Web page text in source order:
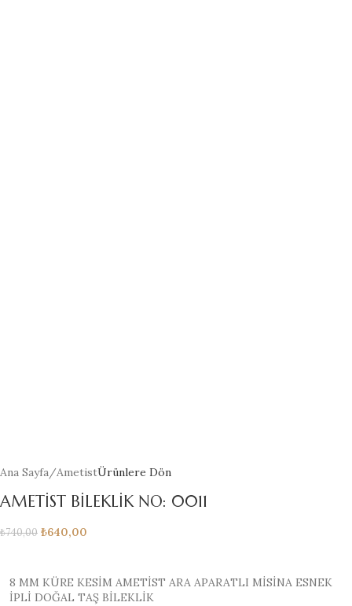
Ana Sayfa/AmetistÜrünlere Dön
AMETİST BİLEKLİK NO: 0011
₺740,00 ₺640,00
8 MM KÜRE KESİM AMETİST ARA APARATLI MİSİNA ESNEK
İPLİ DOĞAL TAŞ BİLEKLİK